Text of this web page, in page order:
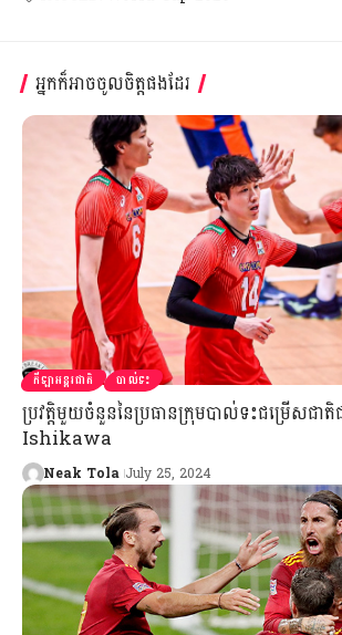
អ្នកក៏អាចចូលចិត្តផងដែរ
កីឡាអន្តរជាតិ បាល់ទះ
ប្រវត្តិមួយចំនួននៃប្រធានក្រុមបាល់ទះជម្រើសជ
Ishikawa
Neak Tola July 25, 2024